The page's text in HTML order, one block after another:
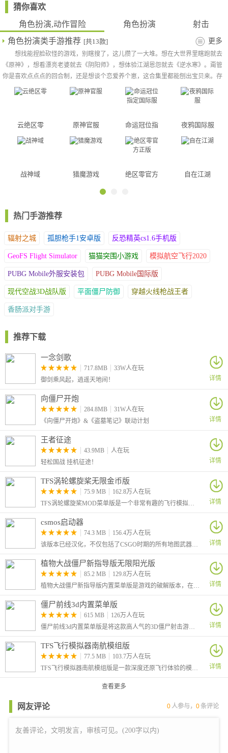
4、您的任务非常艰巨，要迅速阻止这些病毒的传播，以使整个城
市都能尽快恢复以前的宁静
感受世界末日的最后温暖
熟悉角色技能：了解每个角色的技能和特点，以合理利用他们的优
势。
建立多样化队伍：构建队伍时要考虑不同类型的角色，包括远程攻
制定战术：在战斗中使用策略，如控制敌人的位置、优先攻击关键
关系，以制定有效的战斗策略。
按照时间线解锁剧情：游戏中有时间旅行元素，通过不同的时间线
解锁剧情和任务。仔细关注时间线的变化，以理解故事情节。
决策。利用这个优势来克服困难。
收集养成：
和特点。努力收集并提升你最喜欢的英雄。
们的能力。
能。
培养技能：不断升级英雄的技能，以提高他们在战斗中的表现。
多人合作：
参与多人战斗：游戏中有多人合作战斗模式，可以与其他玩家组队
挑战强大的敌人。
沟通和协作：在多人合作中，沟通和协作非常重要。合理分工和战
术协作可以提高团队的成功率。
任务和活动：
定期参加任务和活动：游戏通常提供各种任务和活动，这些活动可
具。
完成成就：游戏中通常有成就系统，完成成就可以获得额外的奖
励，提高你的进展速度。
社交互动：
加入公会：如果游戏有公会系统，加入一个活跃的公会可以提供社
交互动、支援和合作机会。
得。
更新内容
1.修复了无法观看视频广告的bug
2.修复了充值失败的bug
3.其他优化
猜你喜欢
角色扮演,动作冒险
角色扮演
射击
角色扮演类手游推荐 [共13款] 更多
想找能捏脸砍怪的游戏，别瞎搜了，这儿攒了一大堆。想在大世界里瞎跑就去
《原神》，想看漂亮老婆就去《阴阳师》，想体验江湖恩怨就去《逆水寒》。甭管
你是喜欢点点点的回合制，还是想谈个恋爱养个崽，这合集里都能刨出宝贝来。存
一份在手机里，下次不知道玩啥的时候就看看，省得在应用商店里大海捞针，看着
云绝区零 原神官服
命运冠位指
夜鸦国际服
战神域 猎魔游戏
绝区零官方
自在江湖
热门手游推荐
辐射之城 孤胆枪手1安卓版 反恐精英cs1.6手机版
GeoFS Flight Simulator 猫猫突围小游戏 模拟航空飞行2020
PUBG Mobile外服安装包 PUBG Mobile国际版
现代空战3D战队版 平面僵尸防御 穿越火线枪战王者
香肠派对手游
推荐下载
一念剑歌
717.8MB
33W人在玩
御剑乘风起，逍遥天地间！
详情
向僵尸开炮
284.8MB
31W人在玩
《向僵尸开炮》&《盗墓笔记》联动计划
详情
王者征途
43.9MB
人在玩
轻松国战 挂机征途！
详情
TFS涡轮螺旋桨无限金币版
75.9 MB
162.8万人在玩
TFS涡轮螺旋桨MOD菜单版是一个非常有趣的飞行模拟游戏，玩家可以体验到多种版本的军用飞机和客机，学习飞行、滑行、起飞和着陆的基本知识。
详情
csmos启动器
74.3 MB
156.4万人在玩
该版本已经汉化，不仅包括了CSGO时期的所有地图武器，就连界面都一比一还原了，低端手机也可以轻松游玩。多种游戏模式等你来体验，休闲模式、竞技模式、人机对战等等，喜欢cs的小伙伴们，快来试试吧！
详情
植物大战僵尸新指导版无限阳光版
85.2 MB
129.8万人在玩
植物大战僵尸新指导版内置菜单版是游戏的破解版本，在该版本中为玩家提供无CD、大量阳光、大量锤子等等功能。这是一款策略塔防游戏，在原有指导版的基础上进行了升级修改。
详情
僵尸前线3d内置菜单版
615 MB
126万人在玩
僵尸前线3d内置菜单版是将这款高人气的3D僵尸射击游戏完美破解的版本，角色无敌，且一击秒杀。
详情
TFS飞行模拟器南航模组版
77.5 MB
103.7万人在玩
TFS飞行模拟器南航模组版是一款深度还原飞行体验的模拟游戏，它结合了高精度物理引擎与逼真的环境模拟，使玩家能够沉浸在真实的虚拟飞行世界之中。
详情
查看更多
网友评论 0 人参与，0条评论